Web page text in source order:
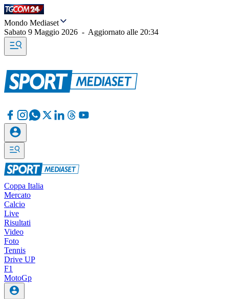
Mondo Mediaset
Sabato 9 Maggio 2026 - Aggiornato alle 20:34
Coppa Italia
Mercato
Calcio
Live
Risultati
Video
Foto
Tennis
Drive UP
F1
MotoGp